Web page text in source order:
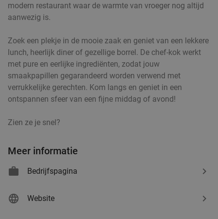
modern restaurant waar de warmte van vroeger nog altijd
aanwezig is.
Zoek een plekje in de mooie zaak en geniet van een lekkere
lunch, heerlijk diner of gezellige borrel. De chef-kok werkt
met pure en eerlijke ingrediënten, zodat jouw
smaakpapillen gegarandeerd worden verwend met
verrukkelijke gerechten. Kom langs en geniet in een
ontspannen sfeer van een fijne middag of avond!
Zien ze je snel?
Meer informatie
Bedrijfspagina
Website